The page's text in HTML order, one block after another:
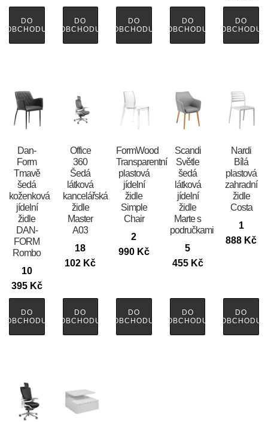
DO
OBCHODU
DO
OBCHODU
DO
OBCHODU
DO
OBCHODU
DO
OBCHODU
​​​​​Dan-
Form
Tmavě
šedá
koženková
jídelní
židle
DAN-
FORM
Rombo
10
395 Kč
DO
OBCHODU
Office
360
Šedá
látková
kancelářská
židle
Master
A03
18
102 Kč
DO
OBCHODU
FormWood
Transparentní
plastová
jídelní
židle
Simple
Chair
2
990 Kč
DO
OBCHODU
Scandi
Světle
šedá
látková
jídelní
židle
Marte s
područkami
5
455 Kč
DO
OBCHODU
Nardi
Bílá
plastová
zahradní
židle
Costa
1
888 Kč
DO
OBCHODU